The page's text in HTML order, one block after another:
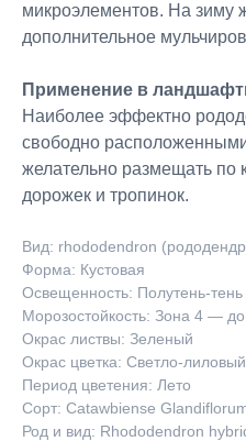
микроэлементов. На зиму
дополнительное
Применение в
Наиболее эффектно
свободно
желательно размещать по
дорожек и тропинок.
Вид: rhododendron
Форма: Кустовая
Освещенность: Полутень-тень
Морозостойкость: Зона 4 —
Окрас листвы: Зеленый
Окрас цветка: Светло-лиловый
Период цветения: Лето
Сорт: Catawbiense
Род и вид: Rhododendron